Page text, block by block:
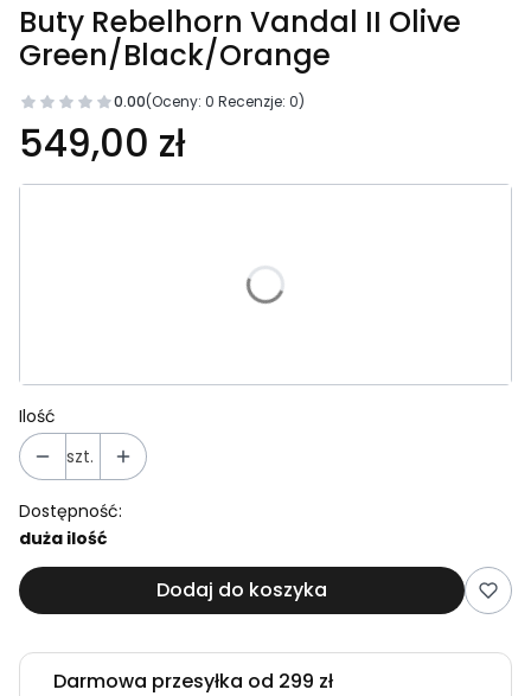
Buty Rebelhorn Vandal II Olive
Green/Black/Orange
0.00(Oceny: 0 Recenzje: 0)
Cena
549,00 zł
Ilość
szt.
Dostępność:
duża ilość
Dodaj do koszyka
Darmowa przesyłka od 299 zł